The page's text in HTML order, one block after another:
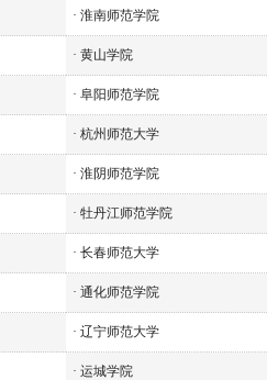
· 淮南师范学院
· 黄山学院
· 阜阳师范学院
· 杭州师范大学
· 淮阴师范学院
· 牡丹江师范学院
· 长春师范大学
· 通化师范学院
· 辽宁师范大学
· 运城学院